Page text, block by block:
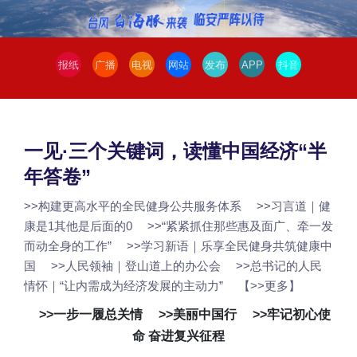
报纸 广播 电视 网站 发布 APP 抖音
一见·三个关键词，读懂中国经济“半
年答卷”
>>构建更高水平的全民健身公共服务体系
>>习言道｜健
康是1其他是后面的0
>>“紧紧抓住那些惠及面广、牵一发
而动全身的工作”
>>学习新语｜乐享全民健身共筑健康中
国
>>人民领袖｜登山道上的办公会
>>总书记的人民
情怀｜“让内需成为经济发展的主动力”
【>>更多】
>>一步一履总关情 >>美丽中国行
>>牢记初心使
命 奋进复兴征程